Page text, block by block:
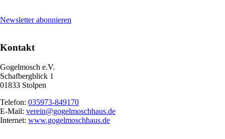
Newsletter abonnieren
Kontakt
Gogelmosch e.V.
Schafbergblick 1
01833 Stolpen
Telefon: 035973-849170
E-Mail: verein@gogelmoschhaus.de
Internet: www.gogelmoschhaus.de